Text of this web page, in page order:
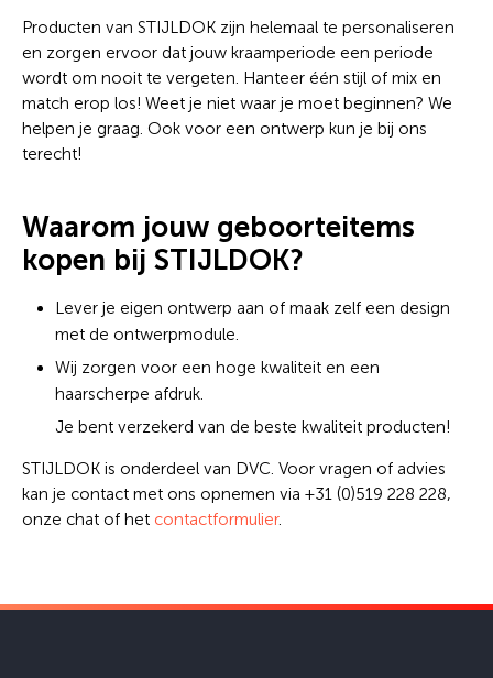
Producten van STIJLDOK zijn helemaal te personaliseren
en zorgen ervoor dat jouw kraamperiode een periode
wordt om nooit te vergeten. Hanteer één stijl of mix en
match erop los! Weet je niet waar je moet beginnen? We
helpen je graag. Ook voor een ontwerp kun je bij ons
terecht!
Waarom jouw geboorteitems
kopen bij STIJLDOK?
Lever je eigen ontwerp aan of maak zelf een design
met de ontwerpmodule.
Wij zorgen voor een hoge kwaliteit en een
haarscherpe afdruk.
Je bent verzekerd van de beste kwaliteit producten!
STIJLDOK is onderdeel van DVC. Voor vragen of advies
kan je contact met ons opnemen via +31 (0)519 228 228,
onze chat of het contactformulier.